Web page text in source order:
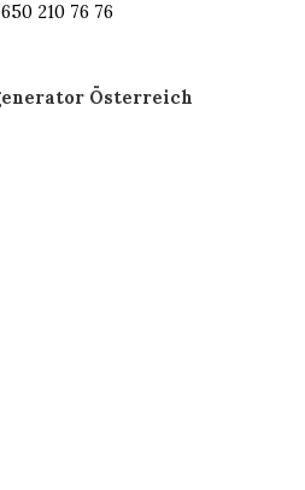
210 76 76
Österreich